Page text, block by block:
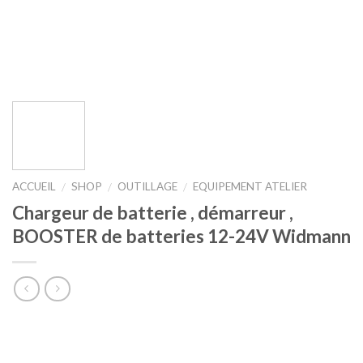
ACCUEIL / SHOP / OUTILLAGE / EQUIPEMENT ATELIER
Chargeur de batterie , démarreur ,
BOOSTER de batteries 12-24V Widmann